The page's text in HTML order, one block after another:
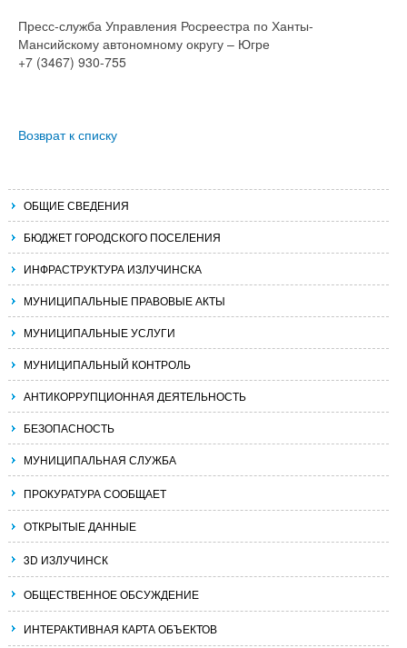
Пресс-служба Управления Росреестра по Ханты-
Мансийскому автономному округу – Югре
+7 (3467) 930-755
Возврат к списку
ОБЩИЕ СВЕДЕНИЯ
БЮДЖЕТ ГОРОДСКОГО ПОСЕЛЕНИЯ
ИНФРАСТРУКТУРА ИЗЛУЧИНСКА
МУНИЦИПАЛЬНЫЕ ПРАВОВЫЕ АКТЫ
МУНИЦИПАЛЬНЫЕ УСЛУГИ
МУНИЦИПАЛЬНЫЙ КОНТРОЛЬ
АНТИКОРРУПЦИОННАЯ ДЕЯТЕЛЬНОСТЬ
БЕЗОПАСНОСТЬ
МУНИЦИПАЛЬНАЯ СЛУЖБА
ПРОКУРАТУРА СООБЩАЕТ
ОТКРЫТЫЕ ДАННЫЕ
3D ИЗЛУЧИНСК
ОБЩЕСТВЕННОЕ ОБСУЖДЕНИЕ
ИНТЕРАКТИВНАЯ КАРТА ОБЪЕКТОВ